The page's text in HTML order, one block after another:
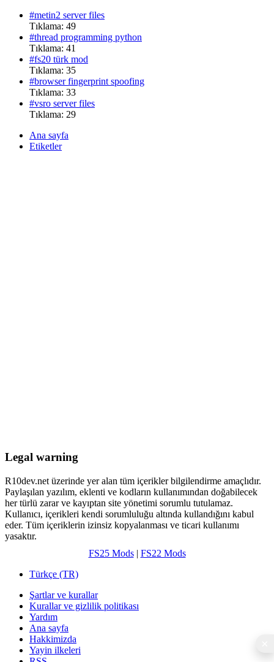
#metin2 server files
Tıklama: 49
#thread programming python
Tıklama: 41
#fs20 türk mod
Tıklama: 35
#browser fingerprint spoofing
Tıklama: 33
#vsro server files
Tıklama: 29
Ana sayfa
Etiketler
Legal warning
R10dev.net üzerinde yer alan tüm içerikler bilgilendirme amaçlıdır.
Paylaşılan yazılım, eklenti ve kodların kullanımından doğabilecek
her türlü zarar ve kayıptan site yönetimi sorumlu tutulamaz.
Kullanıcı, içerikleri kendi sorumluluğu altında kullandığını kabul
eder. Tüm içeriklerin izinsiz kopyalanması ve ticari kullanımı
yasaktır.
FS25 Mods| FS22 Mods
Türkçe (TR)
Şartlar ve kurallar
Kurallar ve gizlilik politikası
Yardım
Ana sayfa
Hakkimizda
Yayin ilkeleri